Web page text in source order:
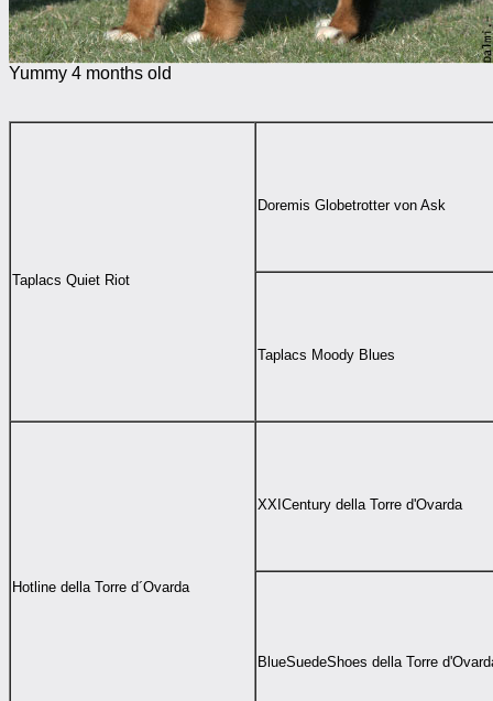
Yummy 4 months old
Taplacs Quiet Riot
Doremis Globetrotter von Ask
Taplacs Moody Blues
Hotline della Torre d´Ovarda
XXICentury della Torre d'Ovarda
BlueSuedeShoes della Torre